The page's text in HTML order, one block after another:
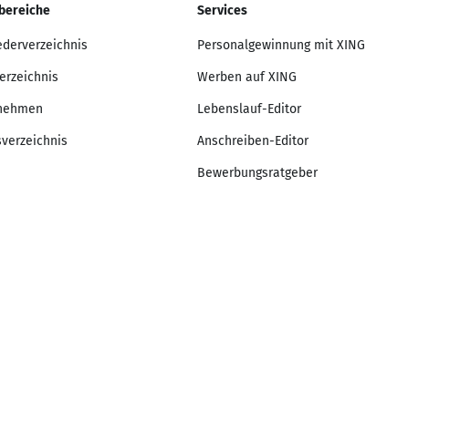
Services
Personalgewinnung mit XING
Werben auf XING
Lebenslauf-Editor
Anschreiben-Editor
Bewerbungsratgeber